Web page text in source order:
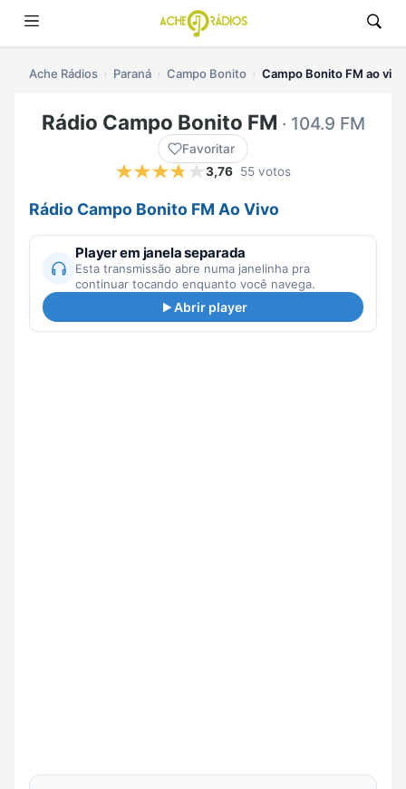
Ache Rádios Paraná Campo Bonito Campo Bonito FM ao vivo
Rádio Campo Bonito FM · 104.9 FM
Favoritar
3,76 55 votos
Rádio Campo Bonito FM Ao Vivo
Player em janela separada
Esta transmissão abre numa janelinha pra
continuar tocando enquanto você navega.
Abrir player